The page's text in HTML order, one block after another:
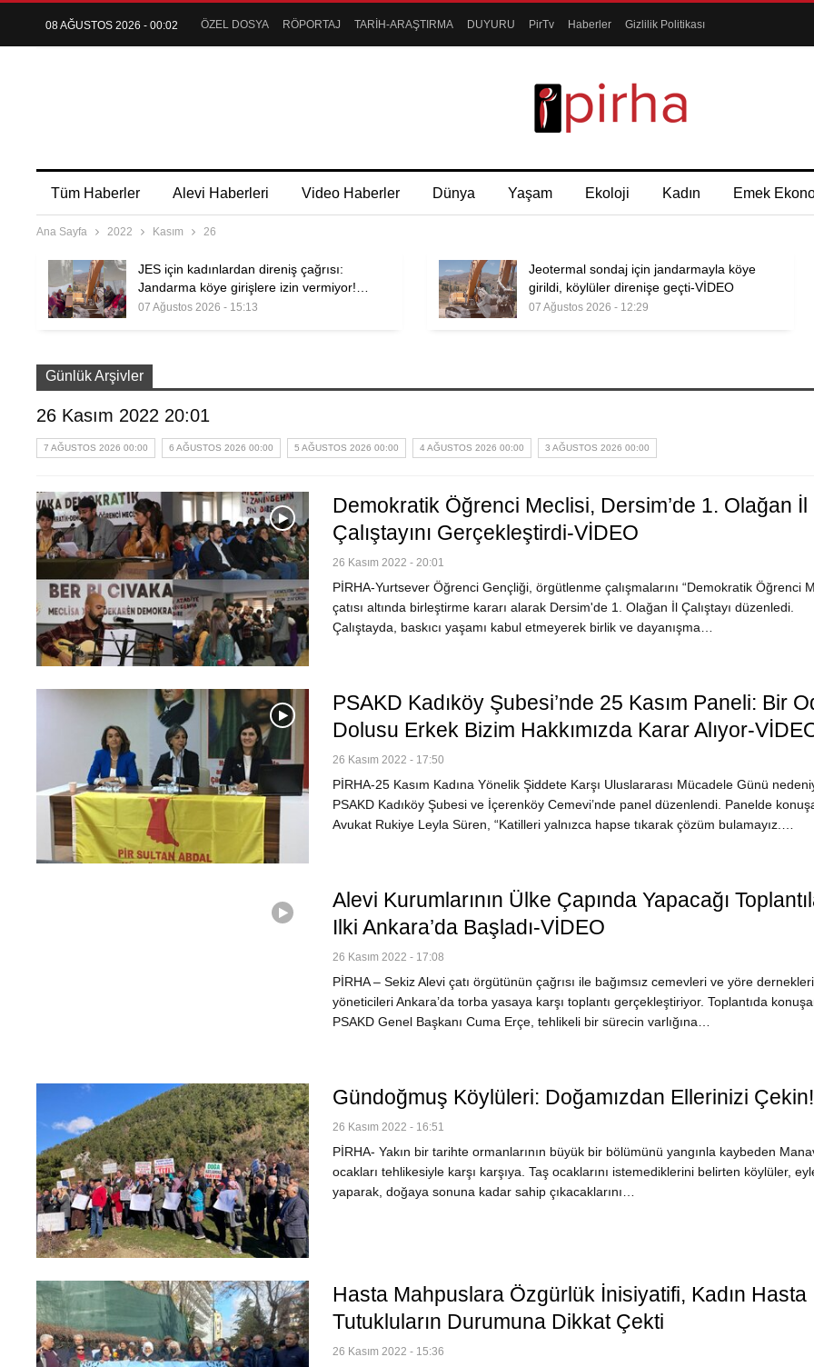
08 AĞUSTOS 2026 - 00:02 ÖZEL DOSYA RÖPORTAJ TARİH-ARAŞTIRMA DUYURU PirTv Haberler Gizlilik Politikası
Tüm Haberler Alevi Haberleri Video Haberler Dünya Yaşam Ekoloji Kadın Emek
Ana Sayfa 2022 Kasım 26
JES için kadınlardan direniş çağrısı:
Jandarma köye girişlere izin vermiyor!…
07 Ağustos 2026 - 15:13
Jeotermal sondaj için jandarmayla köye
girildi, köylüler direnişe geçti-VİDEO
07 Ağustos 2026 - 12:29
Günlük Arşivler
26 Kasım 2022 20:01
7 AĞUSTOS 2026 00:00 6 AĞUSTOS 2026 00:00 5 AĞUSTOS 2026 00:00 4 AĞUSTOS 2026 00:00 3 AĞUSTOS 2026 00:00
Demokratik Öğrenci Meclisi, Dersim’de 1. Olağan İl
Çalıştayını Gerçekleştirdi-VİDEO
26 Kasım 2022 - 20:01
PİRHA-Yurtsever Öğrenci Gençliği, örgütlenme çalışmalarını “Demokratik Öğrenci
çatısı altında birleştirme kararı alarak Dersim'de 1. Olağan İl Çalıştayı düzenledi.
Çalıştayda, baskıcı yaşamı kabul etmeyerek birlik ve dayanışma…
PSAKD Kadıköy Şubesi’nde 25 Kasım Paneli: Bir
Dolusu Erkek Bizim Hakkımızda Karar Alıyor-
26 Kasım 2022 - 17:50
PİRHA-25 Kasım Kadına Yönelik Şiddete Karşı Uluslararası Mücadele Günü
PSAKD Kadıköy Şubesi ve İçerenköy Cemevi’nde panel düzenlendi. Panelde
Avukat Rukiye Leyla Süren, “Katilleri yalnızca hapse tıkarak çözüm bulamayız.…
Alevi Kurumlarının Ülke Çapında Yapacağı
Ilki Ankara’da Başladı-VİDEO
26 Kasım 2022 - 17:08
PİRHA – Sekiz Alevi çatı örgütünün çağrısı ile bağımsız cemevleri ve yöre
yöneticileri Ankara’da torba yasaya karşı toplantı gerçekleştiriyor. Toplantıda
PSAKD Genel Başkanı Cuma Erçe, tehlikeli bir sürecin varlığına…
Gündoğmuş Köylüleri: Doğamızdan Ellerinizi Çekin!
26 Kasım 2022 - 16:51
PİRHA- Yakın bir tarihte ormanlarının büyük bir bölümünü yangınla kaybeden
ocakları tehlikesiyle karşı karşıya. Taş ocaklarını istemediklerini belirten köylüler,
yaparak, doğaya sonuna kadar sahip çıkacaklarını…
Hasta Mahpuslara Özgürlük İnisiyatifi, Kadın Hasta
Tutukluların Durumuna Dikkat Çekti
26 Kasım 2022 - 15:36